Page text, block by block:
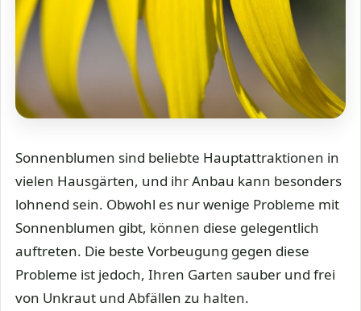
Sonnenblumen sind beliebte Hauptattraktionen in
vielen Hausgärten, und ihr Anbau kann besonders
lohnend sein. Obwohl es nur wenige Probleme mit
Sonnenblumen gibt, können diese gelegentlich
auftreten. Die beste Vorbeugung gegen diese
Probleme ist jedoch, Ihren Garten sauber und frei
von Unkraut und Abfällen zu halten.